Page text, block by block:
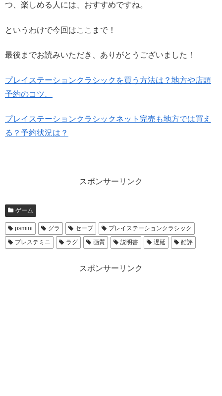
つ、楽しめる人には、おすすめですね。
というわけで今回はここまで！
最後までお読みいただき、ありがとうございました！
プレイステーションクラシックを買う方法は？地方や店頭
予約のコツ。
プレイステーションクラシックネット完売も地方では買え
る？予約状況は？
スポンサーリンク
ゲーム
psmini グラ セーブ
プレイステーションクラシック
プレステミニ
ラグ 画質 説明書 遅延 酷評
スポンサーリンク